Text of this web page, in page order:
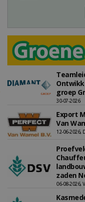
groep
30-07-2026
Export
Van
12-06-2026,
zaden
06-08-2026,